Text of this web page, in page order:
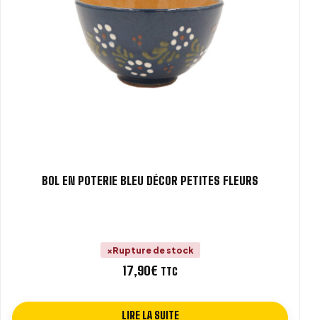
BOL EN POTERIE BLEU DÉCOR PETITES FLEURS
Rupture de stock
17,90€ TTC
LIRE LA SUITE